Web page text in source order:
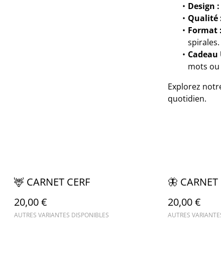
Design :
Qualité
Format :
spirales.
mots
Explorez
quotidien.
🦌 CARNET CERF
20,00 €
AUTRES VARIANTES DISPONIBLES
🦋
20,00 €
AUTRES